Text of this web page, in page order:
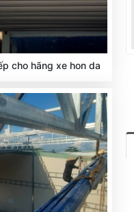
cho hãng xe hon da